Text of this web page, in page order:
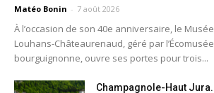
Matéo Bonin - 7 août 2026
À l’occasion de son 40e anniversaire, le
Louhans-Châteaurenaud, géré par
bourguignonne, ouvre ses portes pour trois...
Champagnole-Haut